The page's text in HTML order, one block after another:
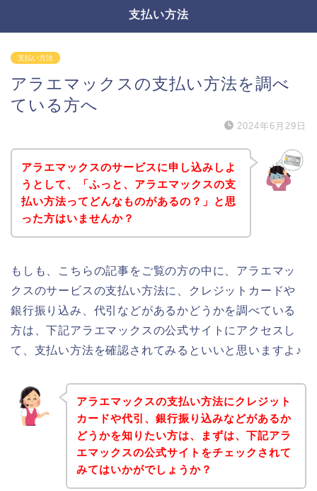
支払い方法
支払い方法
アラエマックスの支払い方法を調べ
ている方へ
2024年6月29日
アラエマックスのサービスに申し込みしよ
うとして、「ふっと、アラエマックスの支
払い方法ってどんなものがあるの？」と思
った方はいませんか？
もしも、こちらの記事をご覧の方の中に、アラエマッ
クスのサービスの支払い方法に、クレジットカードや
銀行振り込み、代引などがあるかどうかを調べている
方は、下記アラエマックスの公式サイトにアクセスし
て、支払い方法を確認されてみるといいと思いますよ♪
アラエマックスの支払い方法にクレジット
カードや代引、銀行振り込みなどがあるか
どうかを知りたい方は、まずは、下記アラ
エマックスの公式サイトをチェックされて
みてはいかがでしょうか？